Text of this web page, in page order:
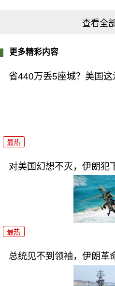
查看全
更多精彩内容
省440万丢5座城？美国这
最热
对美国幻想不灭，伊朗犯
最热
总统见不到领袖，伊朗革